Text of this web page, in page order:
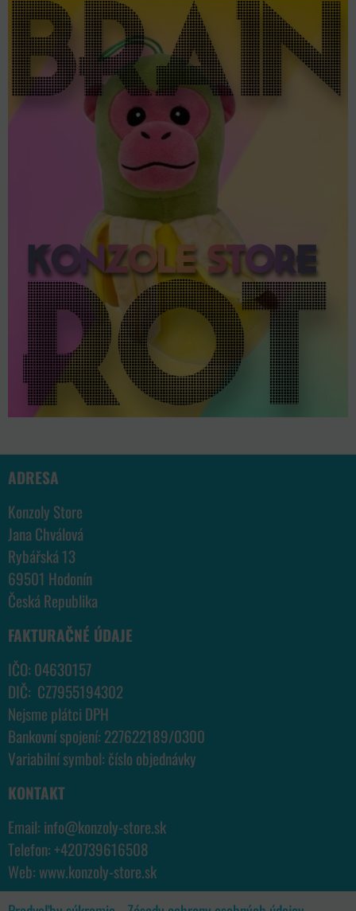
ADRESA
Konzoly Store
Jana Chválová
Rybářská 13
69501 Hodonín
Česká Republika
FAKTURAČNÉ ÚDAJE
IČO: 04630157
DIČ: CZ7955194302
Nejsme plátci DPH
Bankovní spojení: 227622189/0300
Variabilní symbol: číslo objednávky
KONTAKT
Email: info@konzoly-store.sk
Telefon:+420739616508
Web: www.konzoly-store.sk